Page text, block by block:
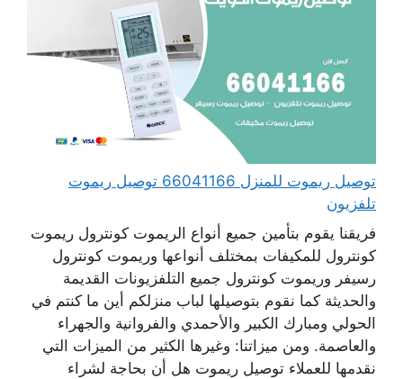
توصيل ريموت للمنزل 66041166 توصيل ريموت
تلفزيون
فريقنا يقوم بتأمين جميع أنواع الريموت كونترول ريموت
كونترول للمكيفات بمختلف أنواعها وريموت كونترول
رسيفر وريموت كونترول جميع التلفزيونات القديمة
والحديثة كما نقوم بتوصيلها لباب منزلكم أين ما كنتم في
الحولي ومبارك الكبير والأحمدي والفروانية والجهراء
والعاصمة. ومن ميزاتنا: وغيرها الكثير من الميزات التي
نقدمها للعملاء توصيل ريموت هل أن بحاجة لشراء